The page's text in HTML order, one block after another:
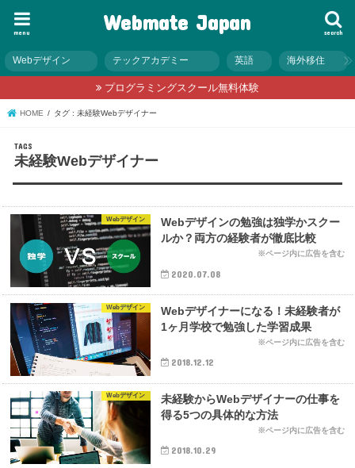
Webmate Japan search
menu
Webデザイン テックアカデミー 英語 海外移住
プログラミングスクール無料体験
HOME タグ : 未経験Webデザイナー
未経験Webデザイナー
Webデザイン
Webデザインの勉強は独学かスクー
ルか？両方の経験者が徹底比較
2020.07.08
Webデザイン
Webデザイナーになる！未経験者が
1ヶ月学校で勉強した学習成果
2018.12.12
Webデザイン
未経験からWebデザイナーの仕事を
得る5つの具体的な方法
2018.10.29